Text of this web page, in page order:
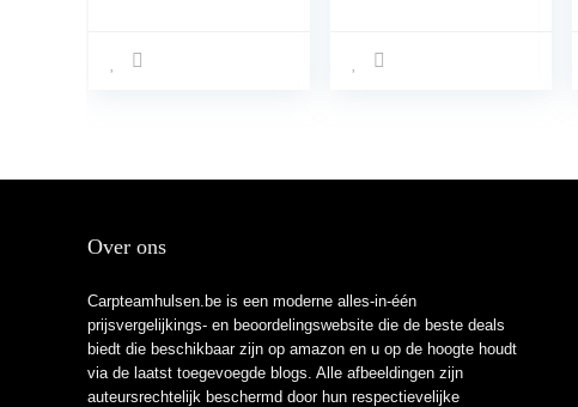
Laarzen Vissen &
Legergroen,
Voor
Size : L/1 PCS)
Over ons
Carpteamhulsen.be is een moderne alles-in-één
prijsvergelijkings- en beoordelingswebsite die de beste deals
biedt die beschikbaar zijn op amazon en u op de hoogte houdt
via de laatst toegevoegde blogs. Alle afbeeldingen zijn
auteursrechtelijk beschermd door hun respectievelijke